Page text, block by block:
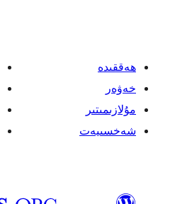
ھەققىدە
خەۋەر
مۇلازىمىتىر
شەخسىيەت